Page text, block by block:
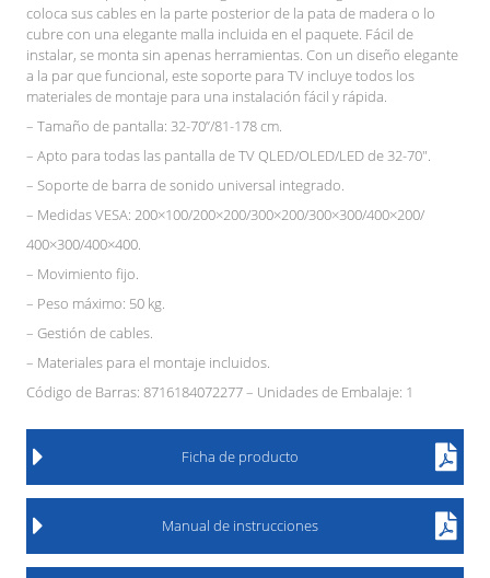
coloca sus cables en la parte posterior de la pata de madera o lo
cubre con una elegante malla incluida en el paquete. Fácil de
instalar, se monta sin apenas herramientas. Con un diseño elegante
a la par que funcional, este soporte para TV incluye todos los
materiales de montaje para una instalación fácil y rápida.
– Tamaño de pantalla: 32-70”/81-178 cm.
– Apto para todas las pantalla de TV QLED/OLED/LED de 32-70″.
– Soporte de barra de sonido universal integrado.
– Medidas VESA: 200×100/200×200/300×200/300×300/400×200/
400×300/400×400.
– Movimiento fijo.
– Peso máximo: 50 kg.
– Gestión de cables.
– Materiales para el montaje incluidos.
Código de Barras: 8716184072277 – Unidades de Embalaje: 1
Ficha de producto
Manual de instrucciones